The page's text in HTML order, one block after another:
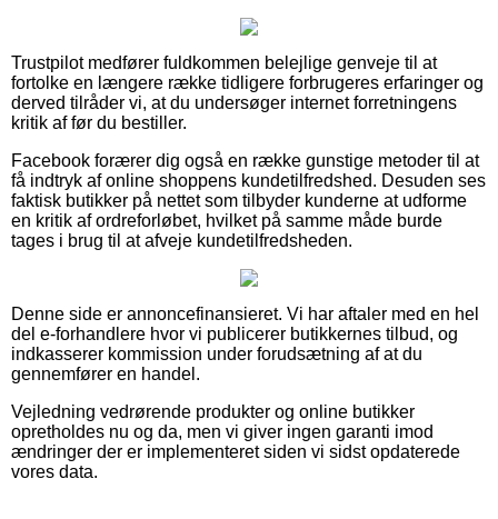
Trustpilot medfører fuldkommen belejlige genveje til at
fortolke en længere række tidligere forbrugeres erfaringer og
derved tilråder vi, at du undersøger internet forretningens
kritik af før du bestiller.
Facebook forærer dig også en række gunstige metoder til at
få indtryk af online shoppens kundetilfredshed. Desuden ses
faktisk butikker på nettet som tilbyder kunderne at udforme
en kritik af ordreforløbet, hvilket på samme måde burde
tages i brug til at afveje kundetilfredsheden.
Denne side er annoncefinansieret. Vi har aftaler med en hel
del e-forhandlere hvor vi publicerer butikkernes tilbud, og
indkasserer kommission under forudsætning af at du
gennemfører en handel.
Vejledning vedrørende produkter og online butikker
opretholdes nu og da, men vi giver ingen garanti imod
ændringer der er implementeret siden vi sidst opdaterede
vores data.